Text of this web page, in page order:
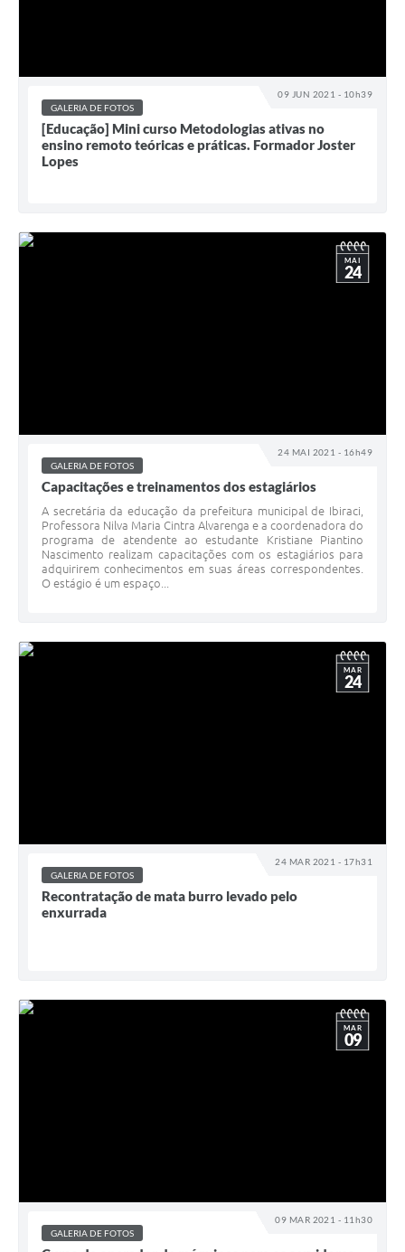
09 JUN 2021 - 10h39
GALERIA DE FOTOS
[Educação] Mini curso Metodologias ativas no
ensino remoto teóricas e práticas. Formador Joster
Lopes
24 MAI 2021 - 16h49
MAI
24
GALERIA DE FOTOS
Capacitações e treinamentos dos estagiários
A secretária da educação da prefeitura municipal de Ibiraci,
Professora Nilva Maria Cintra Alvarenga e a coordenadora do
programa de atendente ao estudante Kristiane Piantino
Nascimento realizam capacitações com os estagiários para
adquirirem conhecimentos em suas áreas correspondentes.
O estágio é um espaço...
24 MAR 2021 - 17h31
MAR
24
GALERIA DE FOTOS
Recontratação de mata burro levado pelo
enxurrada
09 MAR 2021 - 11h30
MAR
09
GALERIA DE FOTOS